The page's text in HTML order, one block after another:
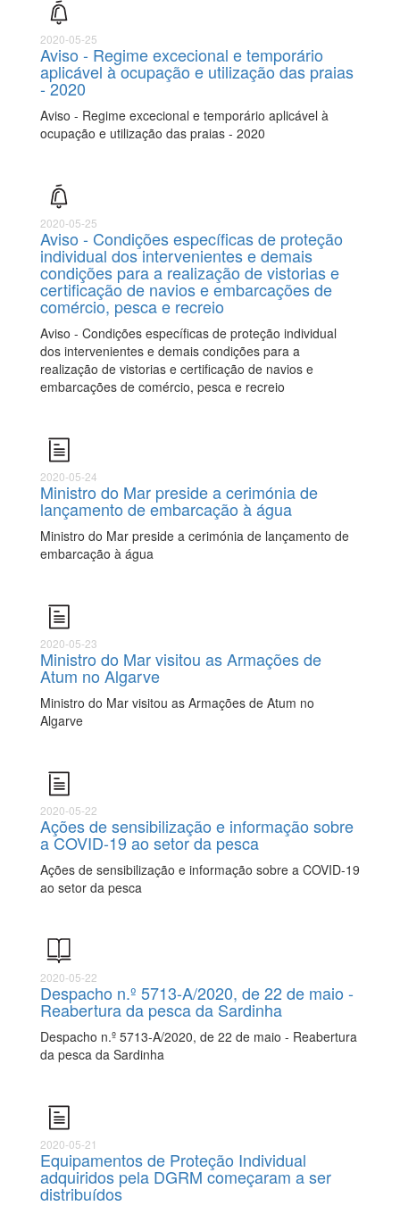
2020-05-25
Aviso - Regime excecional e temporário
aplicável à ocupação e utilização das praias
- 2020
Aviso - Regime excecional e temporário aplicável à
ocupação e utilização das praias - 2020
2020-05-25
Aviso - Condições específicas de proteção
individual dos intervenientes e demais
condições para a realização de vistorias e
certificação de navios e embarcações de
comércio, pesca e recreio
Aviso - Condições específicas de proteção individual
dos intervenientes e demais condições para a
realização de vistorias e certificação de navios e
embarcações de comércio, pesca e recreio
2020-05-24
Ministro do Mar preside a cerimónia de
lançamento de embarcação à água
Ministro do Mar preside a cerimónia de lançamento de
embarcação à água
2020-05-23
Ministro do Mar visitou as Armações de
Atum no Algarve
Ministro do Mar visitou as Armações de Atum no
Algarve
2020-05-22
Ações de sensibilização e informação sobre
a COVID-19 ao setor da pesca
Ações de sensibilização e informação sobre a COVID-19
ao setor da pesca
2020-05-22
Despacho n.º 5713-A/2020, de 22 de maio -
Reabertura da pesca da Sardinha
Despacho n.º 5713-A/2020, de 22 de maio - Reabertura
da pesca da Sardinha
2020-05-21
Equipamentos de Proteção Individual
adquiridos pela DGRM começaram a ser
distribuídos